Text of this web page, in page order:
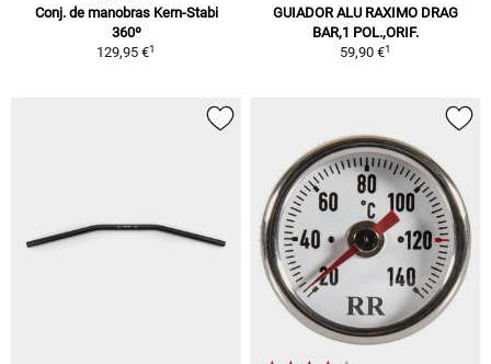
Conj. de manobras Kern-Stabi
360º
129,95 €1
GUIADOR ALU RAXIMO DRAG
BAR,1 POL.,ORIF.
59,90 €1